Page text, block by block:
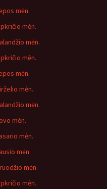
mėn.
mėn.
mėn.
mėn.
mėn.
mėn.
mėn.
mėn.
mėn.
mėn.
mėn.
mėn.